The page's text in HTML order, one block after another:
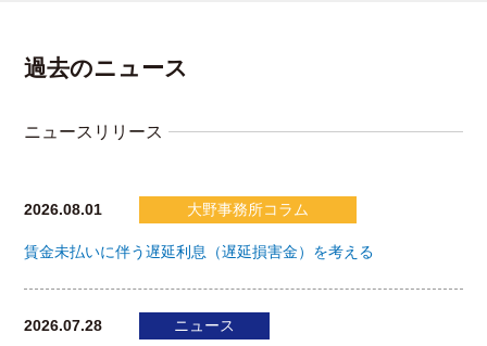
過去のニュース
ニュースリリース
2026.08.01 大野事務所コラム
賃金未払いに伴う遅延利息（遅延損害金）を考える
2026.07.28 ニュース